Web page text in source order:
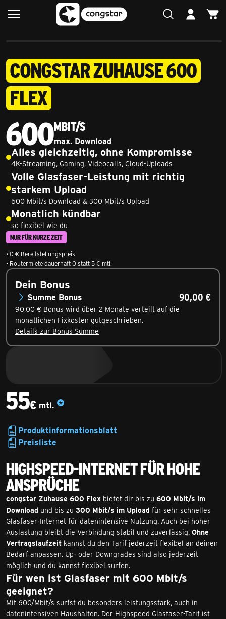
CONGSTAR ZUHAUSE 600
FLEX
600 Megabit pro Sekunde
600Mbit/s
max. Download
Alles gleichzeitig, ohne Kompromisse
4K-Streaming, Gaming, Videocalls, Cloud-Uploads
Volle Glasfaser-Leistung mit richtig
starkem Upload
600 Mbit/s Download & 300 Mbit/s Upload
Monatlich kündbar
so flexibel wie du
NUR FÜR KURZE ZEIT
• 0 € Bereitstellungspreis
• Routermiete dauerhaft 0 statt 5 € mtl.
Dein Bonus
Summe Bonus 90,00 €
90,00 € Bonus wird über 2 Monate verteilt auf die
monatlichen Fixkosten gutgeschrieben.
Details zur Bonus Summe
55,00€ monatlich
55€ mtl.
Produktinformationsblatt
Preisliste
Highspeed-Internet für hohe
Ansprüche
congstar Zuhause 600 Flex bietet dir bis zu 600 Mbit/s im
Download und bis zu 300 Mbit/s im Upload für sehr schnelles
Glasfaser-Internet für datenintensive Nutzung. Auch bei hoher
Auslastung bleibt die Verbindung stabil und zuverlässig. Ohne
Vertragslaufzeit kannst du den Tarif jederzeit flexibel an deinen
Bedarf anpassen. Up- oder Downgrades sind also jederzeit
möglich und du kannst flexibel surfen.
Für wen ist Glasfaser mit 600 Mbit/s
geeignet?
Mit 600/Mbit/s surfst du besonders leistungsstark, auch in
datenintensiven Haushalten. Der Highspeed Glasfaser-Tarif ist